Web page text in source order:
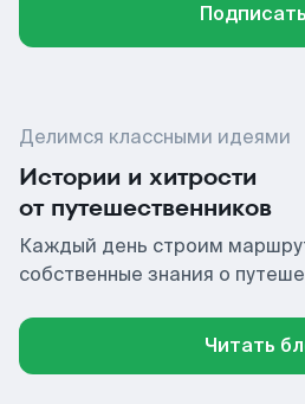
Делимся классными идеями
Истории и хитрости
от путешественников
Каждый день строим
собственные знания о
Читать